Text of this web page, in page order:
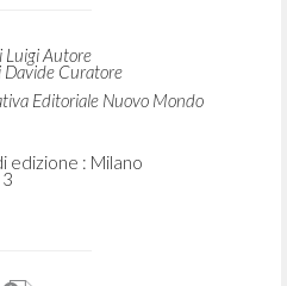
Luigi Autore
Davide Curatore
Editoriale Nuovo Mondo
edizione : Milano